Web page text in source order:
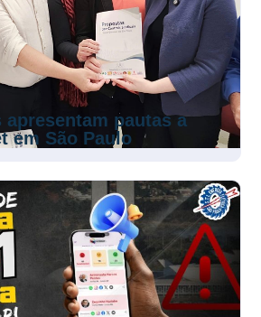
pautas a
em São Paulo